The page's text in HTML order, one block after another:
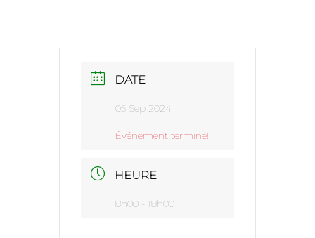
DATE
05 Sep 2024
Événement terminé!
HEURE
8h00 - 18h00